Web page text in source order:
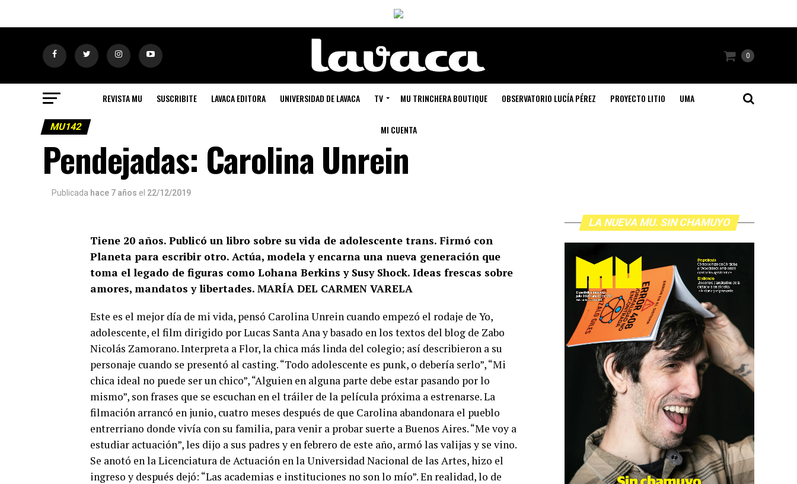
0
REVISTA MU SUSCRIBITE LAVACA EDITORA UNIVERSIDAD DE LAVACA TV MU TRINCHERA BOUTIQUE OBSERVATORIO LUCÍA PÉREZ PROYECTO LITIO UMA
MI CUENTA
MU142
Pendejadas: Carolina Unrein
Publicada hace 7 años el 22/12/2019
Tiene 20 años. Publicó un libro sobre su vida de adolescente trans. Firmó con
Planeta para escribir otro. Actúa, modela y encarna una nueva generación que
toma el legado de figuras como Lohana Berkins y Susy Shock. Ideas frescas sobre
amores, mandatos y libertades. MARÍA DEL CARMEN VARELA
Este es el mejor día de mi vida, pensó Carolina Unrein cuando empezó el rodaje de Yo,
adolescente, el film dirigido por Lucas Santa Ana y basado en los textos del blog de Zabo
Nicolás Zamorano. Interpreta a Flor, la chica más linda del colegio; así describieron a su
personaje cuando se presentó al casting. “Todo adolescente es punk, o debería serlo”, “Mi
chica ideal no puede ser un chico”, “Alguien en alguna parte debe estar pasando por lo
mismo”, son frases que se escuchan en el tráiler de la película próxima a estrenarse. La
filmación arrancó en junio, cuatro meses después de que Carolina abandonara el pueblo
entrerriano donde vivía con su familia, para venir a probar suerte a Buenos Aires. “Me voy a
estudiar actuación”, les dijo a sus padres y en febrero de este año, armó las valijas y se vino.
Se anotó en la Licenciatura de Actuación en la Universidad Nacional de las Artes, hizo el
ingreso y después dejó: “Las academias e instituciones no son lo mío”. En realidad, lo de
LA NUEVA MU. SIN CHAMUYO